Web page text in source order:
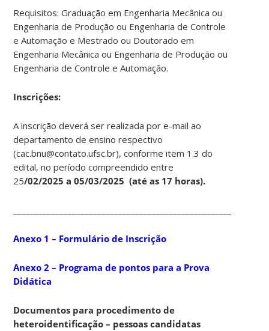
Requisitos: Graduação em Engenharia Mecânica ou
Engenharia de Produção ou Engenharia de Controle
e Automação e Mestrado ou Doutorado em
Engenharia Mecânica ou Engenharia de Produção ou
Engenharia de Controle e Automação.
Inscrições:
A inscrição deverá ser realizada por e-mail ao
departamento de ensino respectivo
(cac.bnu@contato.ufsc.br), conforme item 1.3 do
edital, no período compreendido entre
25/02/2025 a 05/03/2025 (até as 17 horas).
Anexo 1 – Formulário de Inscrição
Anexo 2 – Programa de pontos para a Prova
Didática
Documentos para procedimento de
heteroidentificação – pessoas candidatas